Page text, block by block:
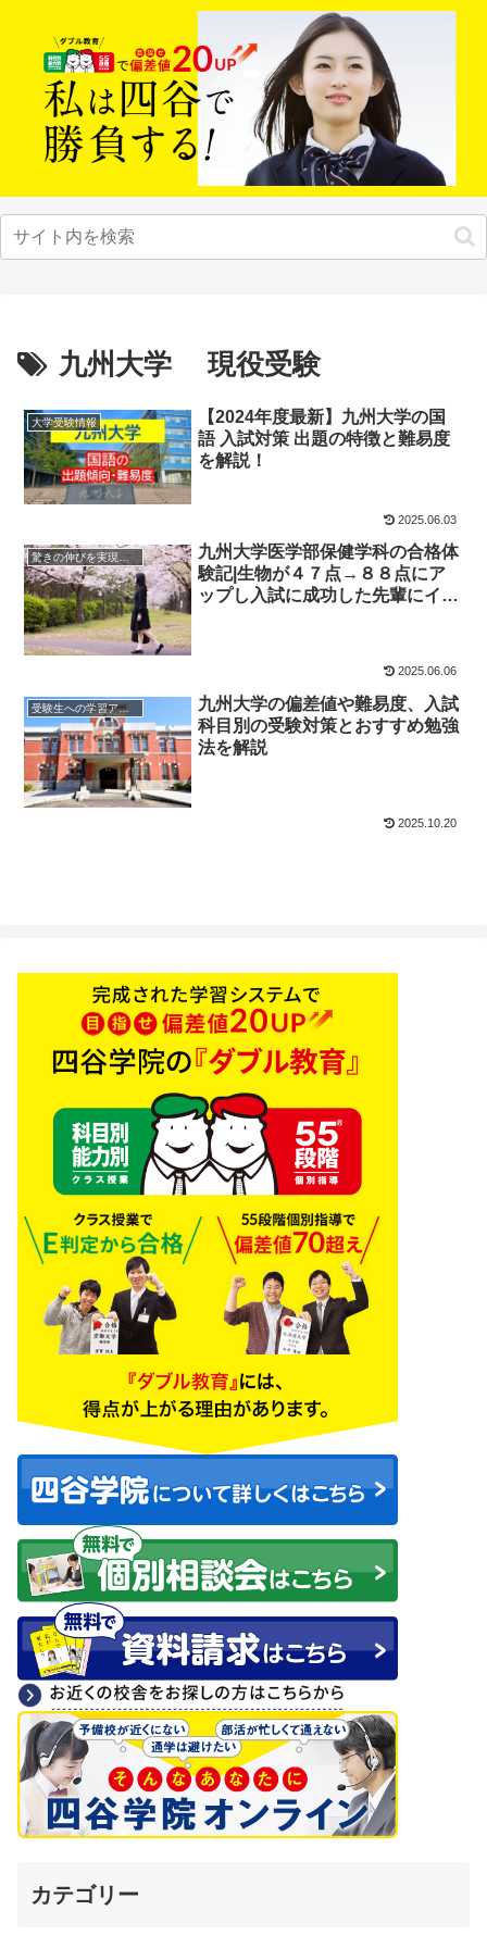
九州大学 現役受験
大学受験情報
【2024年度最新】九州大学の国
語 入試対策 出題の特徴と難易度
を解説！
2025.06.03
九州大学医学部保健学科の合格体
験記|生物が４７点→８８点にア
ップし入試に成功した先輩にイン
2025.06.06
受験生への学習アドバイス
九州大学の偏差値や難易度、入試
科目別の受験対策とおすすめ勉強
法を解説
2025.10.20
カテゴリー